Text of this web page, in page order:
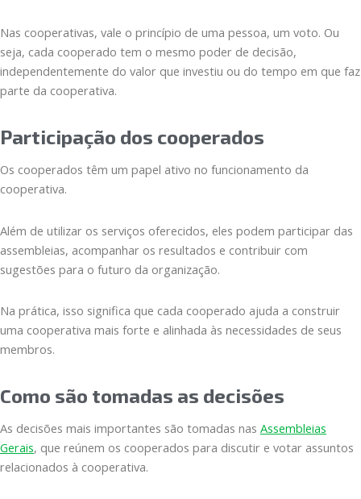
Nas cooperativas, vale o princípio de uma pessoa, um voto. Ou
seja, cada cooperado tem o mesmo poder de decisão,
independentemente do valor que investiu ou do tempo em que faz
parte da cooperativa.
Participação dos cooperados
Os cooperados têm um papel ativo no funcionamento da
cooperativa.
Além de utilizar os serviços oferecidos, eles podem participar das
assembleias, acompanhar os resultados e contribuir com
sugestões para o futuro da organização.
Na prática, isso significa que cada cooperado ajuda a construir
uma cooperativa mais forte e alinhada às necessidades de seus
membros.
Como são tomadas as decisões
As decisões mais importantes são tomadas nas Assembleias
Gerais, que reúnem os cooperados para discutir e votar assuntos
relacionados à cooperativa.